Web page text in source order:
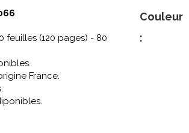
feuilles (120 pages) - 80
France.
Couleur
: